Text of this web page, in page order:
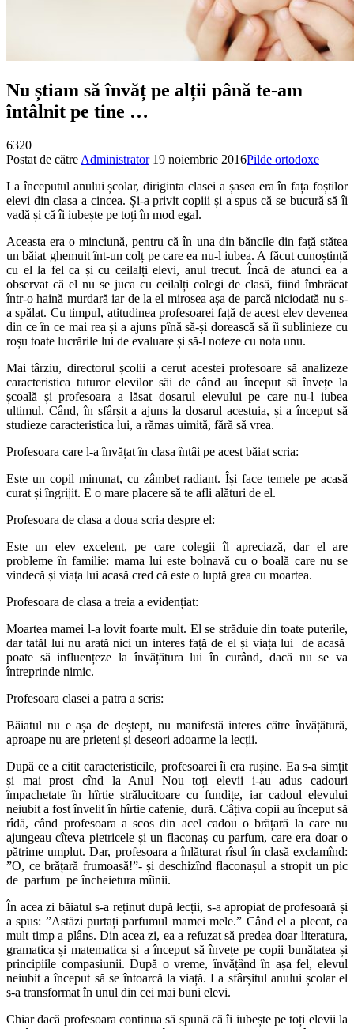
Nu știam să învăț pe alții până te-am
întâlnit pe tine …
6320
Postat de către Administrator 19 noiembrie 2016Pilde ortodoxe
La începutul anului școlar, diriginta clasei a șasea era în fața foștilor
elevi din clasa a cincea. Și-a privit copiii și a spus că se bucură să îi
vadă și că îi iubește pe toți în mod egal.
Aceasta era o minciună, pentru că în una din băncile din față stătea
un băiat ghemuit înt-un colț pe care ea nu-l iubea. A făcut cunoștință
cu el la fel ca și cu ceilalți elevi, anul trecut. Încă de atunci ea a
observat că el nu se juca cu ceilalți colegi de clasă, fiind îmbrăcat
într-o haină murdară iar de la el mirosea așa de parcă niciodată nu s-
a spălat. Cu timpul, atitudinea profesoarei față de acest elev devenea
din ce în ce mai rea și a ajuns pînă să-și dorească să îi sublinieze cu
roșu toate lucrările lui de evaluare și să-l noteze cu nota unu.
Mai târziu, directorul școlii a cerut acestei profesoare să analizeze
caracteristica tuturor elevilor săi de când au început să învețe la
școală și profesoara a lăsat dosarul elevului pe care nu-l iubea
ultimul. Când, în sfârșit a ajuns la dosarul acestuia, și a început să
studieze caracteristica lui, a rămas uimită, fără să vrea.
Profesoara care l-a învățat în clasa întâi pe acest băiat scria:
Este un copil minunat, cu zâmbet radiant. Își face temele pe acasă
curat și îngrijit. E o mare placere să te afli alături de el.
Profesoara de clasa a doua scria despre el:
Este un elev excelent, pe care colegii îl apreciază, dar el are
probleme în familie: mama lui este bolnavă cu o boală care nu se
vindecă și viața lui acasă cred că este o luptă grea cu moartea.
Profesoara de clasa a treia a evidențiat:
Moartea mamei l-a lovit foarte mult. El se străduie din toate puterile,
dar tatăl lui nu arată nici un interes față de el și viața lui de acasă
poate să influențeze la învățătura lui în curând, dacă nu se va
întreprinde nimic.
Profesoara clasei a patra a scris:
Băiatul nu e așa de deștept, nu manifestă interes către învățătură,
aproape nu are prieteni și deseori adoarme la lecții.
După ce a citit caracteristicile, profesoarei îi era rușine. Ea s-a simțit
și mai prost cînd la Anul Nou toți elevii i-au adus cadouri
împachetate în hîrtie strălucitoare cu fundițe, iar cadoul elevului
neiubit a fost învelit în hîrtie cafenie, dură. Câțiva copii au început să
rîdă, când profesoara a scos din acel cadou o brățară la care nu
ajungeau cîteva pietricele și un flaconaș cu parfum, care era doar o
pătrime umplut. Dar, profesoara a înlăturat rîsul în clasă exclamînd:
”O, ce brățară frumoasă!”- și deschizînd flaconașul a stropit un pic
de parfum pe încheietura mîinii.
În acea zi băiatul s-a reținut după lecții, s-a apropiat de profesoară și
a spus: ”Astăzi purtați parfumul mamei mele.” Când el a plecat, ea
mult timp a plâns. Din acea zi, ea a refuzat să predea doar literatura,
gramatica și matematica și a început să învețe pe copii bunătatea și
principiile compasiunii. După o vreme, învățând în așa fel, elevul
neiubit a început să se întoarcă la viață. La sfârșitul anului școlar el
s-a transformat în unul din cei mai buni elevi.
Chiar dacă profesoara continua să spună că îi iubește pe toți elevii la